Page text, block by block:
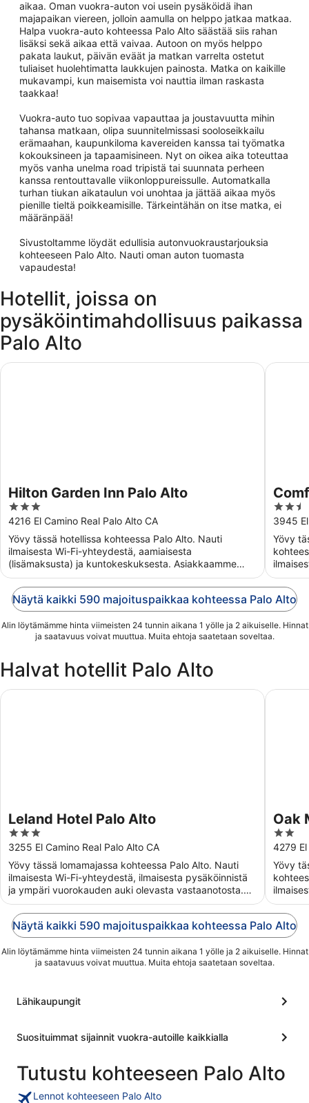
aikaa. Oman vuokra-auton voi usein pysäköidä ihan
majapaikan viereen, jolloin aamulla on helppo jatkaa matkaa.
Halpa vuokra-auto kohteessa Palo Alto säästää siis rahan
lisäksi sekä aikaa että vaivaa. Autoon on myös helppo
pakata laukut, päivän eväät ja matkan varrelta ostetut
tuliaiset huolehtimatta laukkujen painosta. Matka on kaikille
mukavampi, kun maisemista voi nauttia ilman raskasta
taakkaa!
Vuokra-auto tuo sopivaa vapauttaa ja joustavuutta mihin
tahansa matkaan, olipa suunnitelmissasi sooloseikkailu
erämaahan, kaupunkiloma kavereiden kanssa tai työmatka
kokouksineen ja tapaamisineen. Nyt on oikea aika toteuttaa
myös vanha unelma road tripistä tai suunnata perheen
kanssa rentouttavalle viikonloppureissulle. Automatkalla
turhan tiukan aikataulun voi unohtaa ja jättää aikaa myös
pienille tieltä poikkeamisille. Tärkeintähän on itse matka, ei
määränpää!
Sivustoltamme löydät edullisia autonvuokraustarjouksia
kohteeseen Palo Alto. Nauti oman auton tuomasta
vapaudesta!
Hotellit, joissa on
pysäköintimahdollisuus paikassa
Palo Alto
Hilton Garden Inn Palo Alto
3
out
of
5
4216 El Camino Real Palo Alto CA
Yövy tässä hotellissa kohteessa Palo Alto. Nauti
ilmaisesta Wi-Fi-yhteydestä, aamiaisesta
(lisämaksusta) ja kuntokeskuksesta. Asiakkaamme
kehuvat majoituspaikan ...
Hilton Garden Inn Palo Alto
2.5
out
of
5
3945
Yövy
Näytä kaikki 590 majoituspaikkaa kohteessa Palo Alto
Alin löytämämme hinta viimeisten 24 tunnin aikana 1 yölle ja 2 aikuiselle. Hinnat
ja saatavuus voivat muuttua. Muita ehtoja saatetaan soveltaa.
Halvat hotellit Palo Alto
Leland Hotel Palo Alto
3
out
of
5
3255 El Camino Real Palo Alto CA
Yövy tässä lomamajassa kohteessa Palo Alto. Nauti
ilmaisesta Wi-Fi-yhteydestä, ilmaisesta pysäköinnistä
ja ympäri vuorokauden auki olevasta vastaanotosta.
Lähellä ...
Leland Hotel Palo Alto
Oak
2
out
of
5
4279 El
Yövy
Oak
Näytä kaikki 590 majoituspaikkaa kohteessa Palo Alto
Alin löytämämme hinta viimeisten 24 tunnin aikana 1 yölle ja 2 aikuiselle. Hinnat
ja saatavuus voivat muuttua. Muita ehtoja saatetaan soveltaa.
Lähikaupungit
Suosituimmat sijainnit vuokra-autoille kaikkialla
Tutustu kohteeseen Palo Alto
Lennot kohteeseen Palo Alto